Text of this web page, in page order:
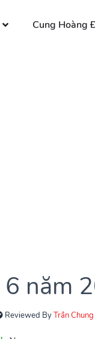
Cung Hoàng
năm
Reviewed ByTrần Chung